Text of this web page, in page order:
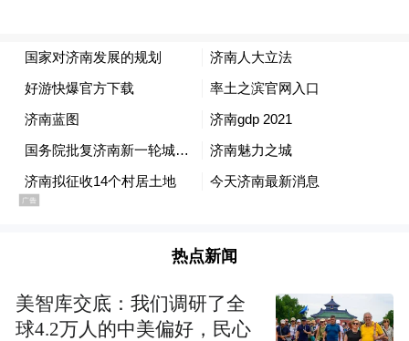
从国家宏观规划到地方刚性法规，济南完成
了政策自上而下的落地转化，让城市更新有
规矩、有方向、有温度。
热点新闻
美智库交底：我们调研了全
球4.2万人的中美偏好，民心